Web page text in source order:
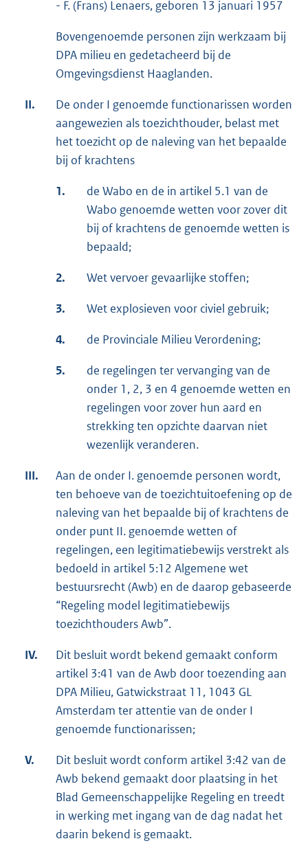
- F. (Frans) Lenaers, geboren 13 januari 1957
Bovengenoemde personen zijn werkzaam bij
DPA milieu en gedetacheerd bij de
Omgevingsdienst Haaglanden.
II.
De onder I genoemde functionarissen worden
aangewezien als toezichthouder, belast met
het toezicht op de naleving van het bepaalde
bij of krachtens
1.
de Wabo en de in artikel 5.1 van de
Wabo genoemde wetten voor zover dit
bij of krachtens de genoemde wetten is
bepaald;
2. Wet vervoer gevaarlijke stoffen;
3. Wet explosieven voor civiel gebruik;
4. de Provinciale Milieu Verordening;
5.
de regelingen ter vervanging van de
onder 1, 2, 3 en 4 genoemde wetten en
regelingen voor zover hun aard en
strekking ten opzichte daarvan niet
wezenlijk veranderen.
III.
Aan de onder I. genoemde personen wordt,
ten behoeve van de toezichtuitoefening op de
naleving van het bepaalde bij of krachtens de
onder punt II. genoemde wetten of
regelingen, een legitimatiebewijs verstrekt als
bedoeld in artikel 5:12 Algemene wet
bestuursrecht (Awb) en de daarop gebaseerde
“Regeling model legitimatiebewijs
toezichthouders Awb”.
IV.
Dit besluit wordt bekend gemaakt conform
artikel 3:41 van de Awb door toezending aan
DPA Milieu, Gatwickstraat 11, 1043 GL
Amsterdam ter attentie van de onder I
genoemde functionarissen;
V.
Dit besluit wordt conform artikel 3:42 van de
Awb bekend gemaakt door plaatsing in het
Blad Gemeenschappelijke Regeling en treedt
in werking met ingang van de dag nadat het
daarin bekend is gemaakt.